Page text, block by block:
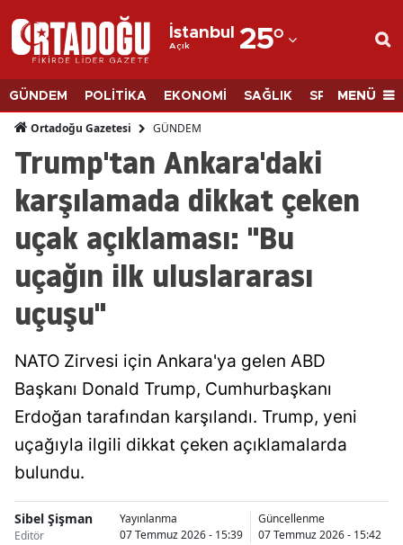
İstanbul
Açık 25°
Adana
Adıyaman
Afyonkarahisar
Ağrı
Amasya
Ankara
Antalya
Balıkesir
Bilecik
Bolu
GÜNDEM POLİTİKA EKONOMİ SAĞLIK SPORMENÜ
Ortadoğu Gazetesi GÜNDEM
Trump'tan Ankara'daki
karşılamada dikkat çeken
uçak açıklaması: "Bu
uçağın ilk uluslararası
uçuşu"
NATO Zirvesi için Ankara'ya gelen ABD
Başkanı Donald Trump, Cumhurbaşkanı
Erdoğan tarafından karşılandı. Trump, yeni
uçağıyla ilgili dikkat çeken açıklamalarda
bulundu.
Sibel Şişman
Editör
Yayınlanma
07 Temmuz 2026 - 15:39
Güncellenme
07 Temmuz 2026 - 15:42